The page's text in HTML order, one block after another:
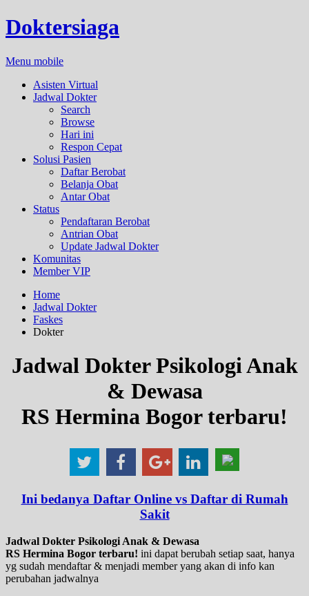
Doktersiaga
Menu mobile
Asisten Virtual
Jadwal Dokter
Search
Browse
Hari ini
Respon Cepat
Solusi Pasien
Daftar Berobat
Belanja Obat
Antar Obat
Status
Pendaftaran Berobat
Antrian Obat
Update Jadwal Dokter
Komunitas
Member VIP
Home
Jadwal Dokter
Faskes
Dokter
Jadwal Dokter Psikologi Anak
& Dewasa
RS Hermina Bogor terbaru!
Ini bedanya Daftar Online vs Daftar di Rumah
Sakit
Jadwal Dokter Psikologi Anak & Dewasa
RS Hermina Bogor terbaru! ini dapat berubah setiap saat, hanya
yg sudah mendaftar & menjadi member yang akan di info kan
perubahan jadwalnya